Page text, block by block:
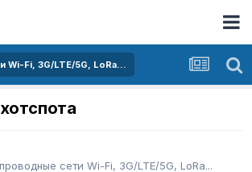
Wi-Fi, 3G/LTE/5G, LoRa...
сети Wi-Fi, 3G/LTE/5G, LoRa...